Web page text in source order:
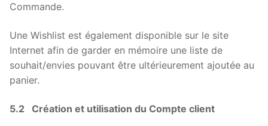
Commande.
Une Wishlist est également disponible sur le site
Internet afin de garder en mémoire une liste de
souhait/envies pouvant être ultérieurement ajoutée au
panier.
5.2 Création et utilisation du Compte client